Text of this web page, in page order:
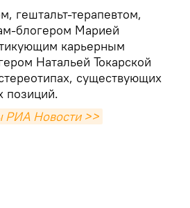
гештальт-терапевтом,
блогером Марией
карьерным
Натальей Токарской
существующих
позиций.
РИА Новости >>